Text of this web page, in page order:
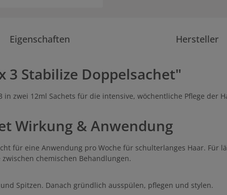
Eigenschaften Hersteller
Stabilize Doppelsachet"
zwei 12ml Sachets für die intensive, wöchentliche Pflege der
Wirkung & Anwendung
für eine Anwendung pro Woche für schulterlanges Haar. Für
chemischen Behandlungen.
Spitzen. Danach gründlich ausspülen, pflegen und stylen.